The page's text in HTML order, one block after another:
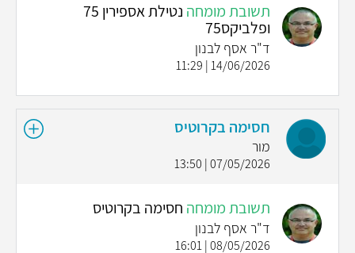
תשובת מומחה
נטילת אספירין 75
ופלביקס75
ד"ר אסף לבנון
14/06/2026 | 11:29
חסימה בקרוטיס
מור
07/05/2026 | 13:50
תשובת מומחה חסימה בקרוטיס
ד"ר אסף לבנון
08/05/2026 | 16:01